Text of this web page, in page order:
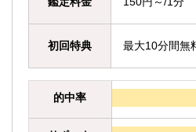
初回特典 最大10分間無
的中率